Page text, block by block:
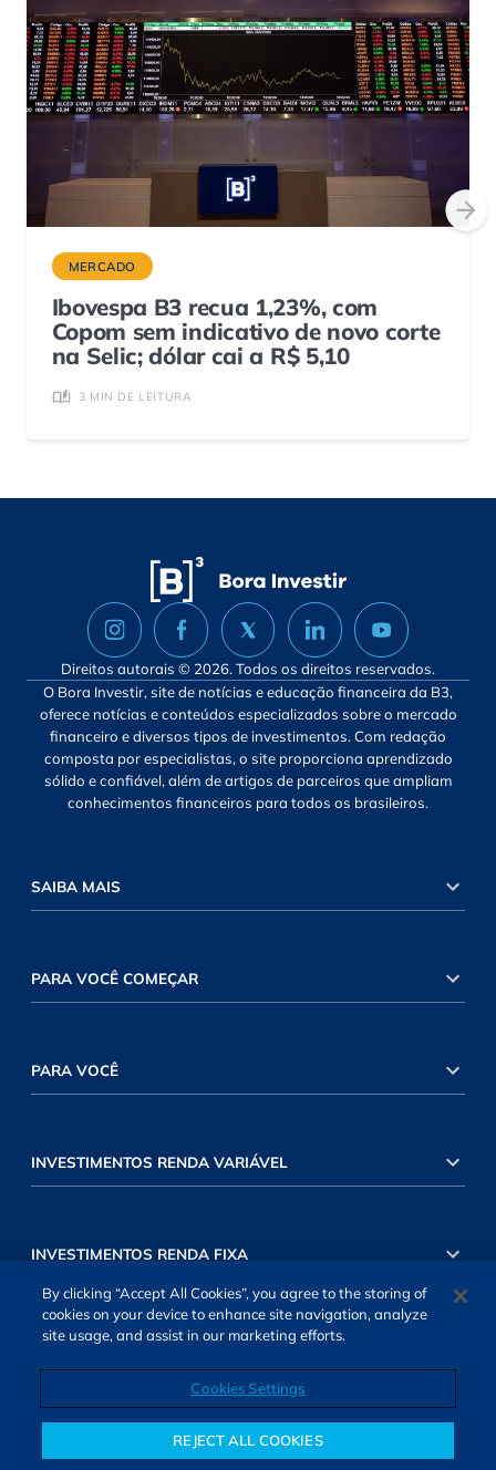
MERCADO
Ibovespa B3 recua 1,23%, com
Copom sem indicativo de novo corte
na Selic; dólar cai a R$ 5,10
3 MIN DE LEITURA
Direitos autorais © 2026. Todos os direitos reservados.
O Bora Investir, site de notícias e educação financeira da B3,
oferece notícias e conteúdos especializados sobre o mercado
financeiro e diversos tipos de investimentos. Com redação
composta por especialistas, o site proporciona aprendizado
sólido e confiável, além de artigos de parceiros que ampliam
conhecimentos financeiros para todos os brasileiros.
SAIBA MAIS
PARA VOCÊ COMEÇAR
PARA VOCÊ
INVESTIMENTOS RENDA VARIÁVEL
INVESTIMENTOS RENDA FIXA
Cookies Settings
By clicking “Accept All Cookies”, you agree to the storing of
cookies on your device to enhance site navigation, analyze
site usage, and assist in our marketing efforts.
Cookies Settings
REJECT ALL COOKIES